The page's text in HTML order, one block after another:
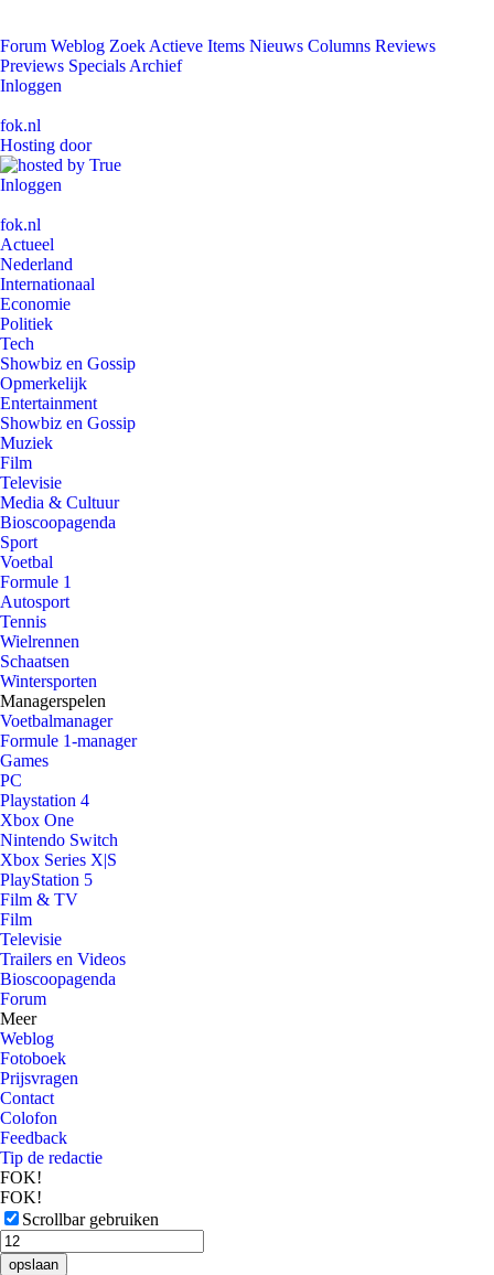
Forum Weblog Zoek Actieve Items Nieuws Columns Reviews
Previews Specials Archief
Inloggen
fok.nl
Hosting door
Inloggen
fok.nl
Actueel
Nederland
Internationaal
Economie
Politiek
Tech
Showbiz en Gossip
Opmerkelijk
Entertainment
Showbiz en Gossip
Muziek
Film
Televisie
Media & Cultuur
Bioscoopagenda
Sport
Voetbal
Formule 1
Autosport
Tennis
Wielrennen
Schaatsen
Wintersporten
Managerspelen
Voetbalmanager
Formule 1-manager
Games
PC
Playstation 4
Xbox One
Nintendo Switch
Xbox Series X|S
PlayStation 5
Film & TV
Film
Televisie
Trailers en Videos
Bioscoopagenda
Forum
Meer
Weblog
Fotoboek
Prijsvragen
Contact
Colofon
Feedback
Tip de redactie
FOK!
FOK!
Scrollbar gebruiken
opslaan